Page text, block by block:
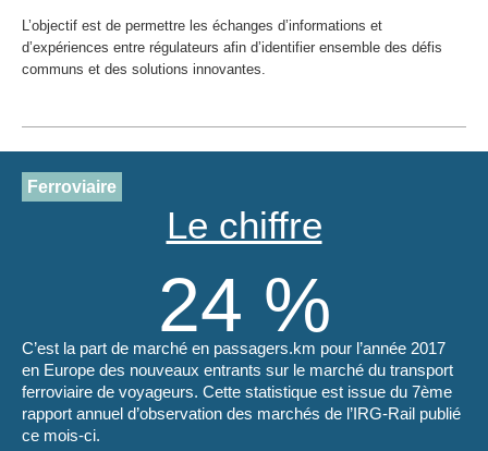
L’objectif est de permettre les échanges d’informations et
d’expériences entre régulateurs afin d’identifier ensemble des défis
communs et des solutions innovantes.
Ferroviaire
Le chiffre
24 %
C’est la part de marché en passagers.km pour l’année 2017
en Europe des nouveaux entrants sur le marché du transport
ferroviaire de voyageurs. Cette statistique est issue du 7ème
rapport annuel d’observation des marchés de l’IRG-Rail publié
ce mois-ci.